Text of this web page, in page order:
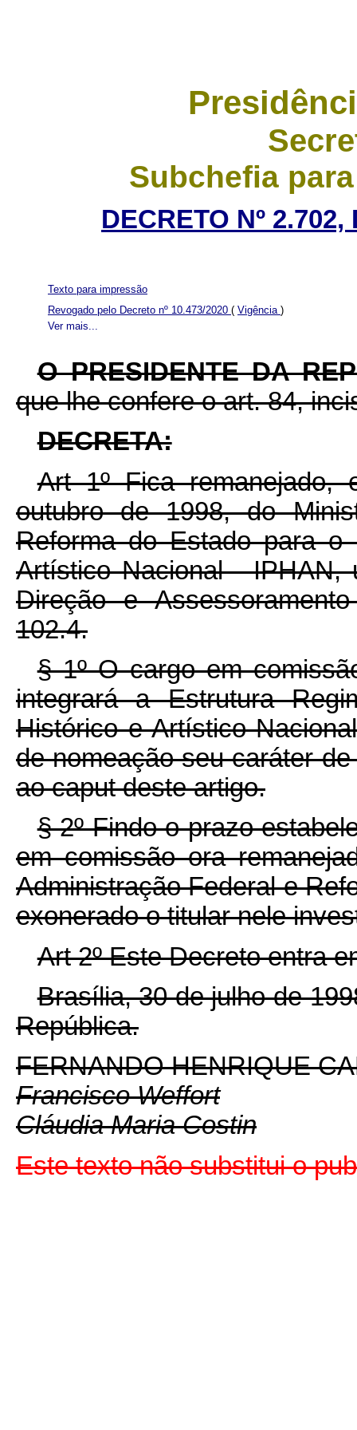
Subchefia
DECRETO Nº
Ver mais...
Texto para impressão
Revogado pelo Decreto nº 10.473/2020 ( Vigência )
O PRESIDENTE DA
que lhe confere o art. 84,
DECRETA:
Art 1º Fica remanejado,
outubro de 1998, do
Reforma do Estado para o
Artístico Nacional - IPHAN,
Direção e
102.4.
§ 1º O cargo em
integrará a Estrutura
Histórico e Artístico
de nomeação seu caráter
ao caput deste artigo.
§ 2º Findo o prazo
em comissão ora
Administração Federal e
exonerado o titular nele
Art 2º Este Decreto entra
Brasília, 30 de julho de
República.
FERNANDO HENRIQUE
Francisco Weffort
Cláudia Maria Costin
Este texto não substitui o